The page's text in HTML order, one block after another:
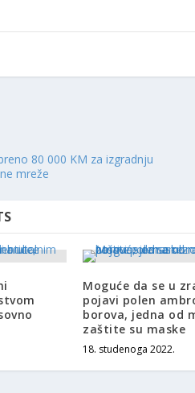
80 000 KM za izgradnju
mreže
Moguće da se u
pojavi polen
borova, jedna od
zaštite su maske
18. studenoga 2022.